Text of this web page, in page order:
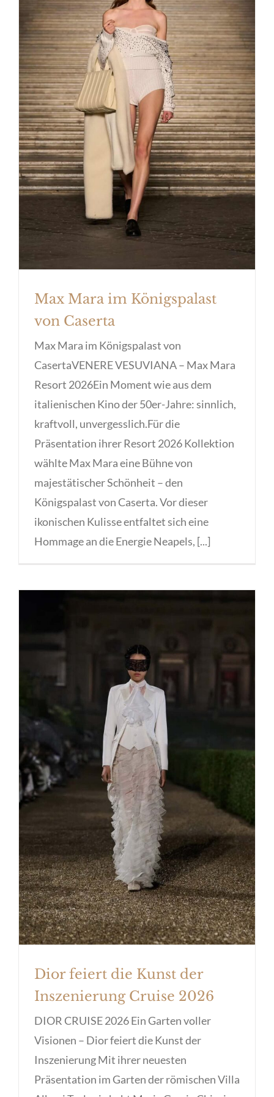
Max Mara im Königspalast von
Caserta
Max Mara im Königspalast
von Caserta
Max Mara im Königspalast von
CasertaVENERE VESUVIANA – Max Mara
Resort 2026Ein Moment wie aus dem
italienischen Kino der 50er-Jahre: sinnlich,
kraftvoll, unvergesslich.Für die
Präsentation ihrer Resort 2026 Kollektion
wählte Max Mara eine Bühne von
majestätischer Schönheit – den
Königspalast von Caserta. Vor dieser
ikonischen Kulisse entfaltet sich eine
Hommage an die Energie Neapels, [...]
Dior feiert die Kunst der
Inszenierung Cruise 2026
Dior feiert die Kunst der
Inszenierung Cruise 2026
DIOR CRUISE 2026 Ein Garten voller
Visionen – Dior feiert die Kunst der
Inszenierung Mit ihrer neuesten
Präsentation im Garten der römischen Villa